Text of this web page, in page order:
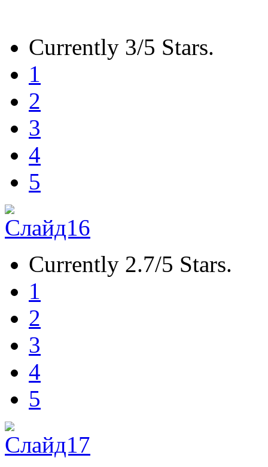
Currently 3/5 Stars.
1
2
3
4
5
Currently 2.7/5 Stars.
1
2
3
4
5